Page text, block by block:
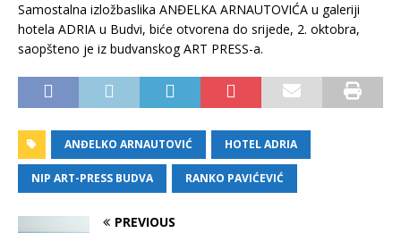
Samostalna izložbaslika ANĐELKA ARNAUTOVIĆA u galeriji
hotela ADRIA u Budvi, biće otvorena do srijede, 2. oktobra,
saopšteno je iz budvanskog ART PRESS-a.
ANĐELKO ARNAUTOVIĆ HOTEL ADRIA
NIP ART-PRESS BUDVA RANKO PAVIĆEVIĆ
PREVIOUS